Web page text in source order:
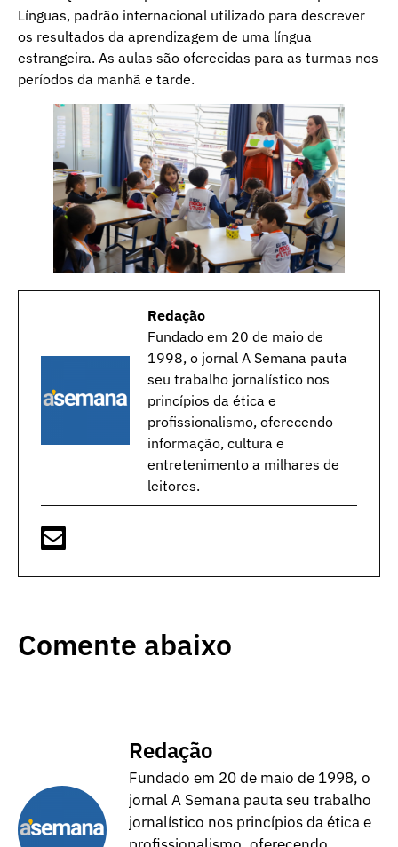
Línguas, padrão internacional utilizado para descrever
os resultados da aprendizagem de uma língua
estrangeira. As aulas são oferecidas para as turmas nos
períodos da manhã e tarde.
Redação
Fundado em 20 de maio de
1998, o jornal A Semana pauta
seu trabalho jornalístico nos
princípios da ética e
profissionalismo, oferecendo
informação, cultura e
entretenimento a milhares de
leitores.
Comente abaixo
Redação
Fundado em 20 de maio de 1998, o
jornal A Semana pauta seu trabalho
jornalístico nos princípios da ética e